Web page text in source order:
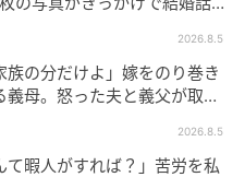
2026.8.5
族の分だけよ」嫁をのり巻き
義母。怒った夫と義父が取っ
2026.8.5
て暇人がすれば？」苦労を私